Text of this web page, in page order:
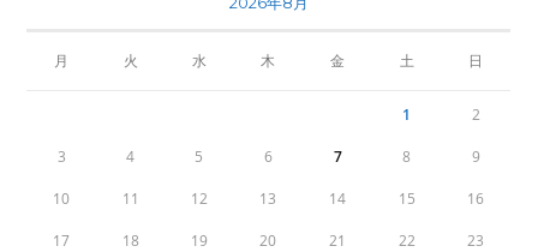
月 火 水 木 金 土 日
1 2
3 4 5 6 7 8 9
10 11 12 13 14 15 16
17 18 19 20 21 22 23